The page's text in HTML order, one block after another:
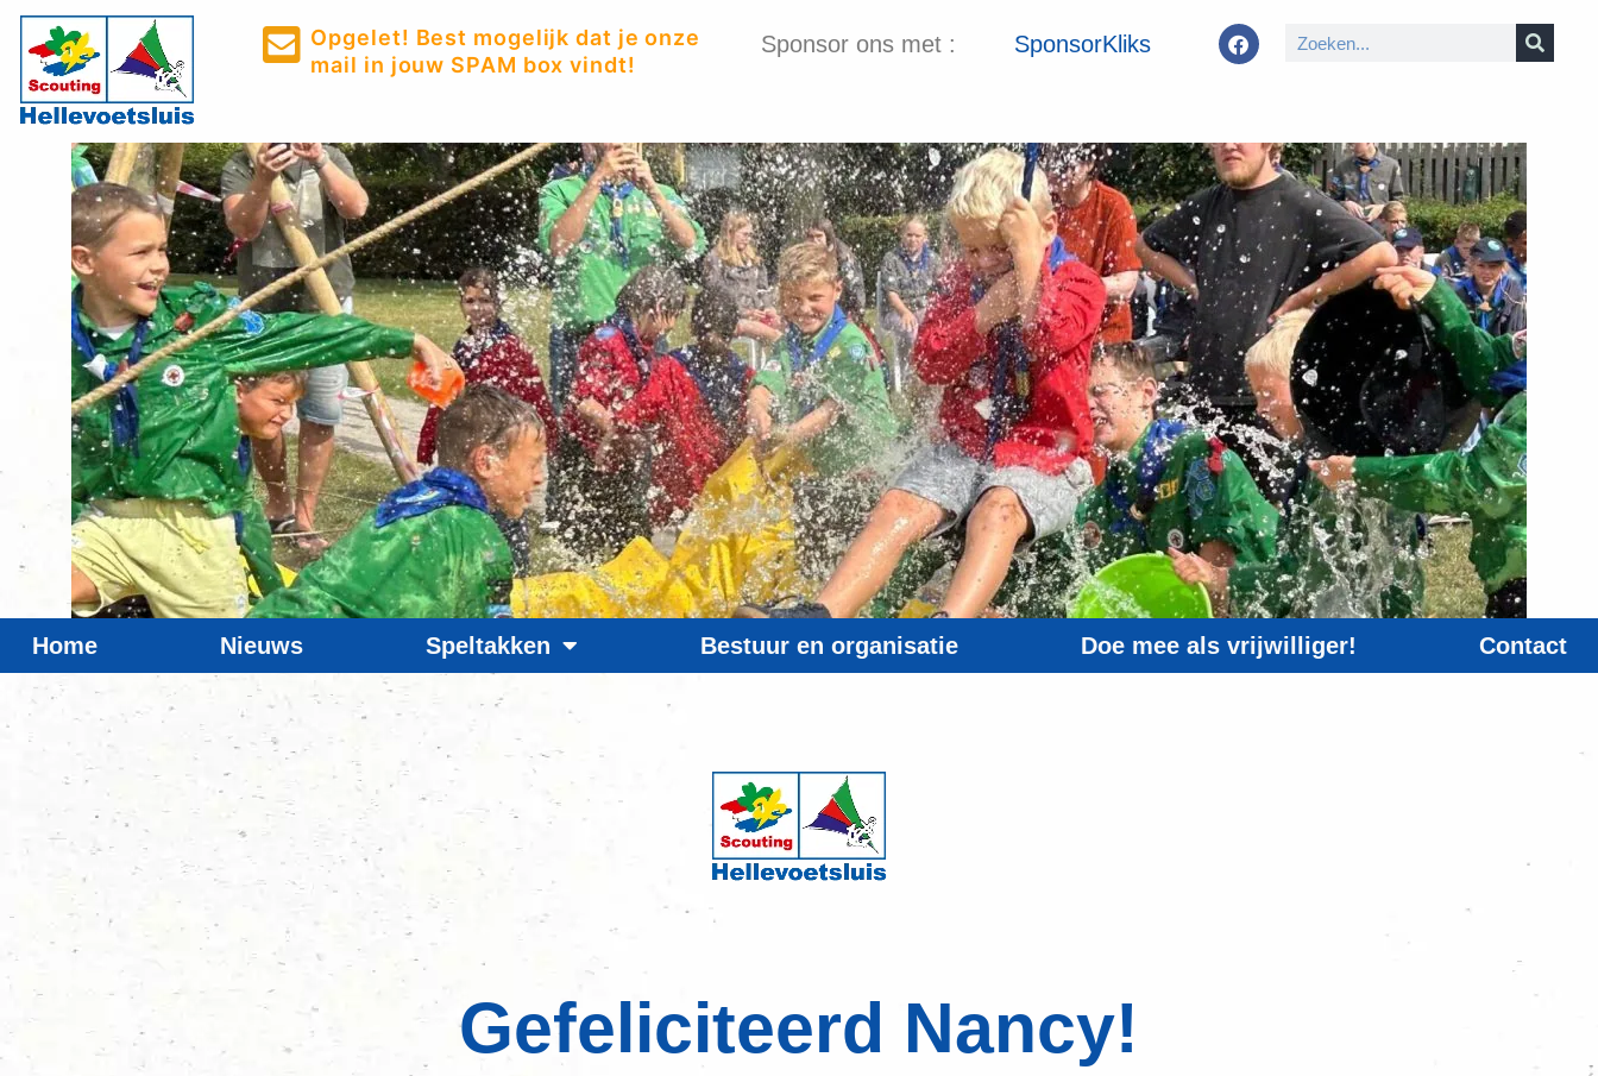
Opgelet! Best mogelijk dat je onze
mail in jouw SPAM box vindt!
Sponsor ons met : SponsorKliks
Home Nieuws Speltakken Bestuur en organisatie Doe mee als vrijwilliger! Contact
Gefeliciteerd Nancy!